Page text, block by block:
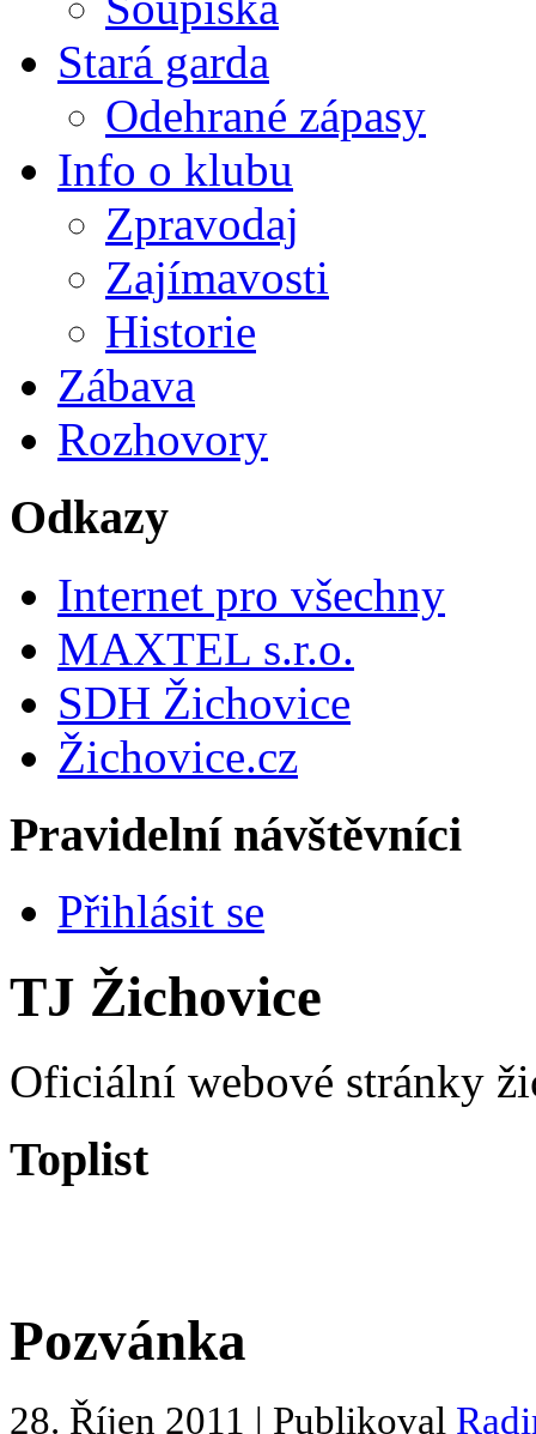
Stará garda
Odehrané zápasy
Info o klubu
Zpravodaj
Zajímavosti
Historie
Zábava
Rozhovory
Odkazy
Internet pro všechny
MAXTEL s.r.o.
SDH Žichovice
Žichovice.cz
Pravidelní návštěvníci
Přihlásit se
TJ Žichovice
Oficiální webové stránky
Toplist
Pozvánka
28. Říjen 2011 | Publikoval